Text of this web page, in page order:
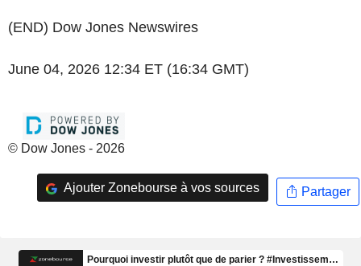
(END) Dow Jones Newswires
June 04, 2026 12:34 ET (16:34 GMT)
© Dow Jones - 2026
Ajouter Zonebourse à vos sources Partager